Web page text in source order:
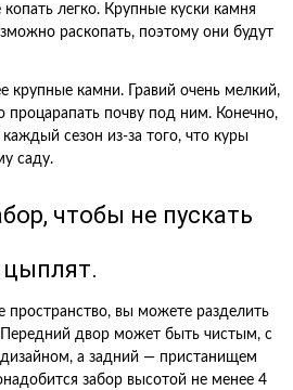
копать легко. Крупные куски камня
раскопать, поэтому они будут
крупные камни. Гравий очень мелкий,
процарапать почву под ним. Конечно,
каждый сезон из-за того, что куры
саду.
чтобы не пускать
цыплят.
пространство, вы можете разделить
двор может быть чистым, с
а задний — пристанищем
забор высотой не менее 4